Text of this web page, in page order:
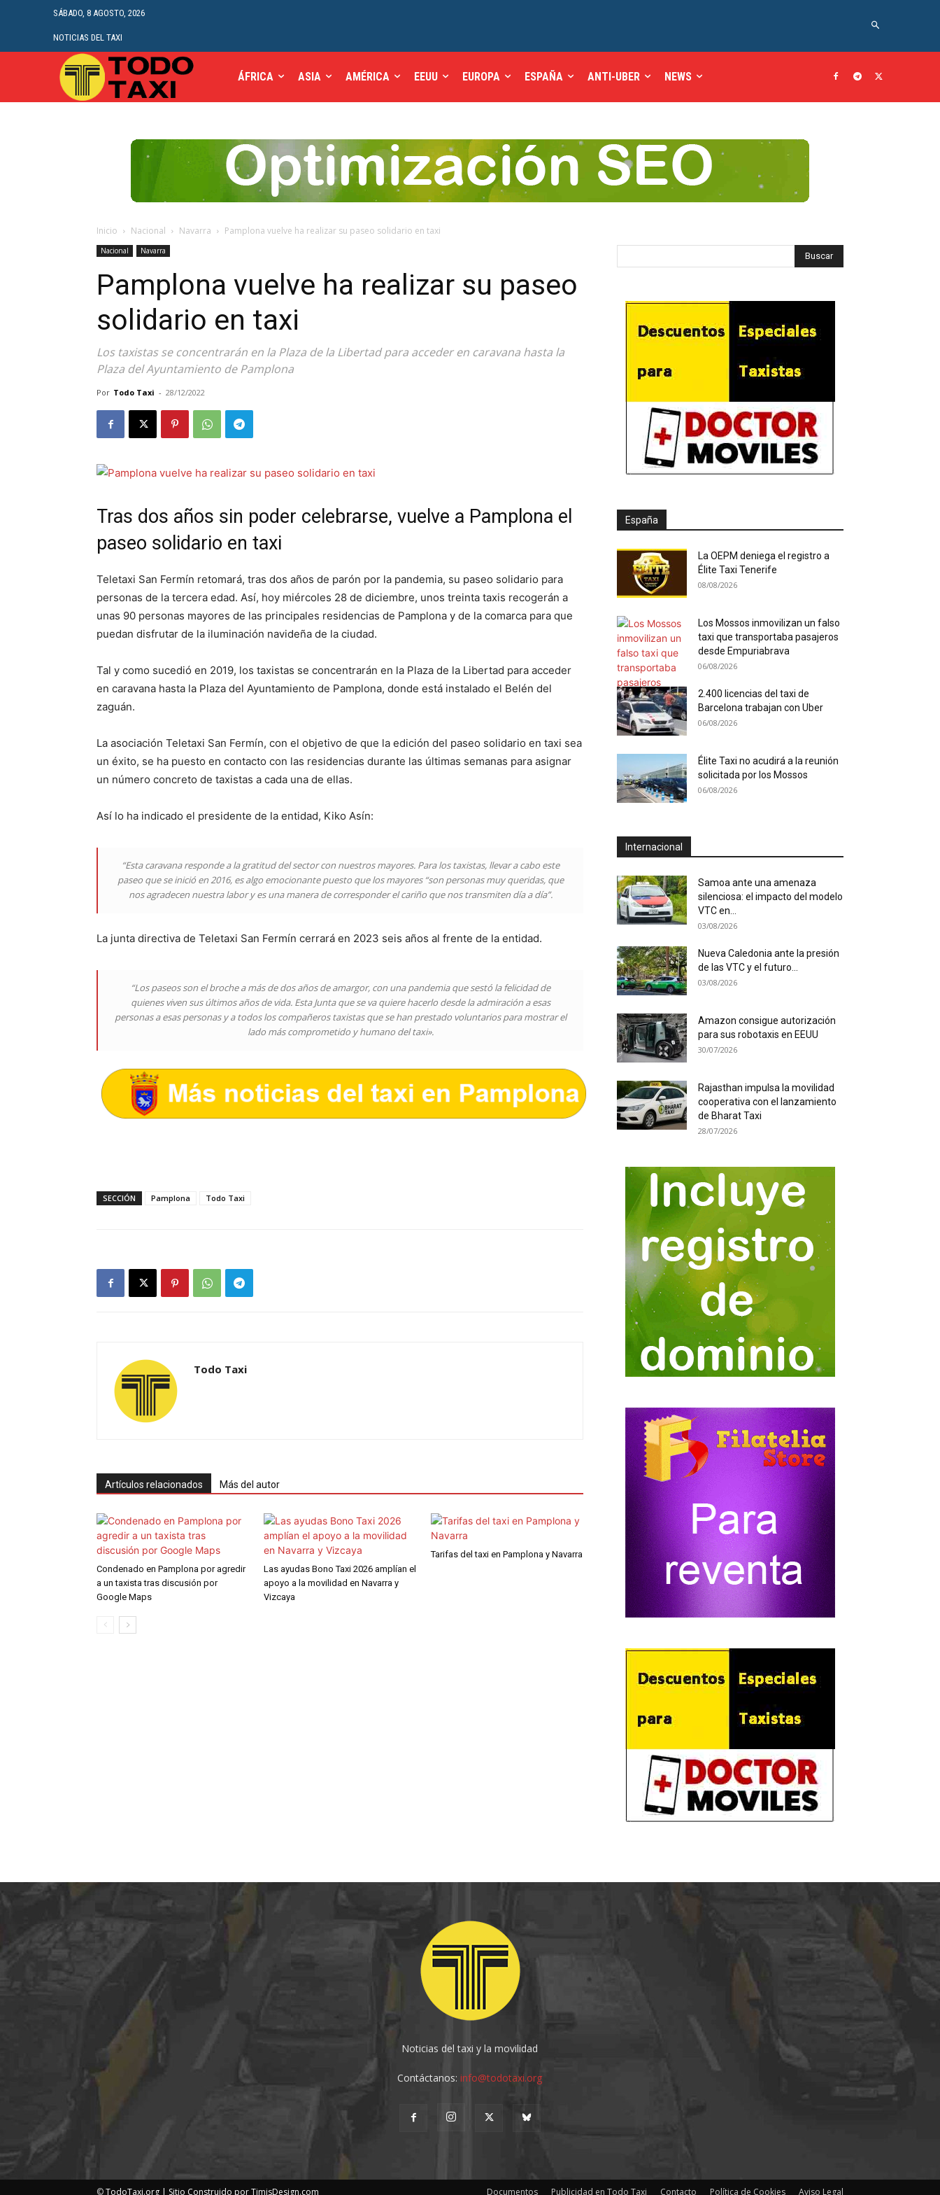
SÁBADO, 8 AGOSTO, 2026
NOTICIAS DEL TAXI
ÁFRICA ASIA AMÉRICA EEUU EUROPA ESPAÑA ANTI-UBER NEWS
Inicio Nacional Navarra Pamplona vuelve ha realizar su paseo solidario en taxi
Nacional Navarra
Pamplona vuelve ha realizar su paseo
solidario en taxi
Los taxistas se concentrarán en la Plaza de la Libertad para acceder en caravana hasta la
Plaza del Ayuntamiento de Pamplona
Por Todo Taxi - 28/12/2022
Tras dos años sin poder celebrarse, vuelve a Pamplona el
paseo solidario en taxi
Teletaxi San Fermín retomará, tras dos años de parón por la pandemia, su paseo solidario para
personas de la tercera edad. Así, hoy miércoles 28 de diciembre, unos treinta taxis recogerán a
unas 90 personas mayores de las principales residencias de Pamplona y de la comarca para que
puedan disfrutar de la iluminación navideña de la ciudad.
Tal y como sucedió en 2019, los taxistas se concentrarán en la Plaza de la Libertad para acceder
en caravana hasta la Plaza del Ayuntamiento de Pamplona, donde está instalado el Belén del
zaguán.
La asociación Teletaxi San Fermín, con el objetivo de que la edición del paseo solidario en taxi sea
un éxito, se ha puesto en contacto con las residencias durante las últimas semanas para asignar
un número concreto de taxistas a cada una de ellas.
Así lo ha indicado el presidente de la entidad, Kiko Asín:
“Esta caravana responde a la gratitud del sector con nuestros mayores. Para los taxistas, llevar a cabo este
paseo que se inició en 2016, es algo emocionante puesto que los mayores “son personas muy queridas, que
nos agradecen nuestra labor y es una manera de corresponder el cariño que nos transmiten día a día”.
La junta directiva de Teletaxi San Fermín cerrará en 2023 seis años al frente de la entidad.
“Los paseos son el broche a más de dos años de amargor, con una pandemia que sestó la felicidad de
quienes viven sus últimos años de vida. Esta Junta que se va quiere hacerlo desde la admiración a esas
personas a esas personas y a todos los compañeros taxistas que se han prestado voluntarios para mostrar el
lado más comprometido y humano del taxi».
SECCIÓN Pamplona Todo Taxi
Todo Taxi
Artículos relacionados Más del autor
Condenado en Pamplona por agredir
a un taxista tras discusión por
Google Maps
Las ayudas Bono Taxi 2026 amplían el
apoyo a la movilidad en Navarra y
Vizcaya
Tarifas del taxi en Pamplona y Navarra
España
La OEPM deniega el registro a
Élite Taxi Tenerife
08/08/2026
Los Mossos inmovilizan un falso
taxi que transportaba pasajeros
desde Empuriabrava
06/08/2026
2.400 licencias del taxi de
Barcelona trabajan con Uber
06/08/2026
Élite Taxi no acudirá a la reunión
solicitada por los Mossos
06/08/2026
Internacional
Samoa ante una amenaza
silenciosa: el impacto del modelo
VTC en...
03/08/2026
Nueva Caledonia ante la presión
de las VTC y el futuro...
03/08/2026
Amazon consigue autorización
para sus robotaxis en EEUU
30/07/2026
Rajasthan impulsa la movilidad
cooperativa con el lanzamiento
de Bharat Taxi
28/07/2026
Noticias del taxi y la movilidad
Contáctanos:info@todotaxi.org
Documentos Publicidad en Todo Taxi Contacto Política de Cookies Aviso Legal
©TodoTaxi.org | Sitio Construido porTimisDesign.com